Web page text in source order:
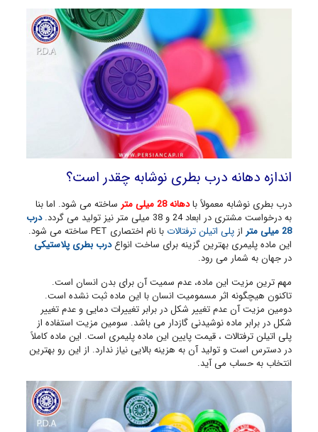
اندازه دهانه درب بطری نوشابه چقدر است؟
درب بطری نوشابه معمولاً بادهانه 28 میلی متر
ساخته می شود. اما بنا
به درخواست مشتری در ابعاد 24 و 38 میلی متر نیز تولید می گردد.
درب
28 میلی متر
از پلی اتیلن ترفتالات
با نام اختصاری PET ساخته می شود.
این ماده پلیمری بهترین گزینه برای ساخت انواعدرب بطری پلاستیکی
در جهان به شمار می رود.
مهم ترین مزیت این ماده، عدم سمیت آن برای بدن انسان است.
تاکنون هیچگونه اثر مسمومیت انسان با این ماده ثبت نشده است.
دومین مزیت آن عدم تغییر شکل در برابر تغییرات دمایی و عدم تغییر
شکل در برابر ماده نوشیدنی گازدار می باشد. سومین مزیت استفاده از
پلی اتیلن ترفتالات ، قیمت پایین این ماده پلیمری است. این ماده کاملاً
در دسترس است و تولید آن به هزینه بالایی نیاز ندارد. از این رو بهترین
انتخاب به حساب می آید.